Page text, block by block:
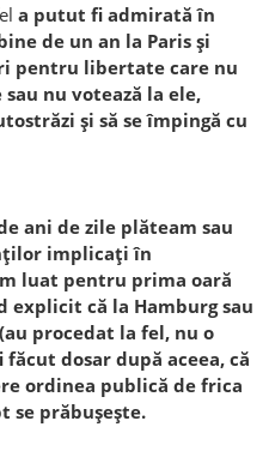
a putut fi admirată în
de un an la Paris și
pentru libertate care nu
nu votează la ele,
și să se împingă cu
ani de zile plăteam sau
implicați în
luat pentru prima oară
că la Hamburg sau
procedat la fel, nu o
dosar după aceea, că
ordinea publică de frica
se prăbușește.